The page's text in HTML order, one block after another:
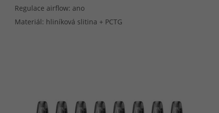
Regulace airflow: ano
Materiál: hliníková slitina + PCTG